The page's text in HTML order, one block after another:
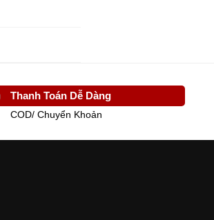
Thanh Toán Dễ Dàng
COD/ Chuyển Khoản